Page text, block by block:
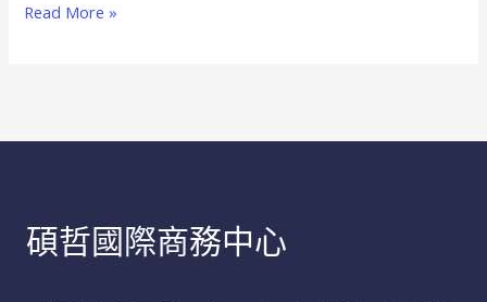
析：
功
打
造
Read More »
碩哲國際商務中心